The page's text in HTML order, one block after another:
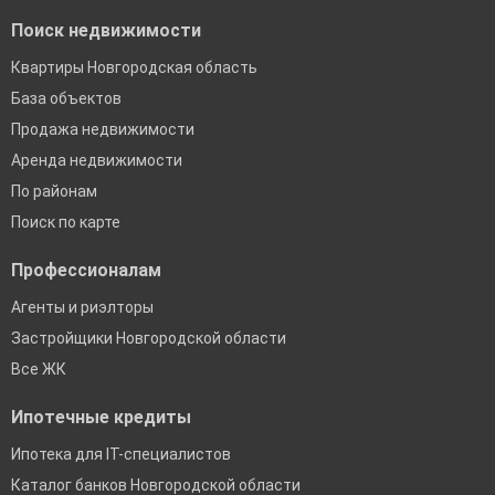
Поиск недвижимости
Квартиры Новгородская область
База объектов
Продажа недвижимости
Аренда недвижимости
По районам
Поиск по карте
Профессионалам
Агенты и риэлторы
Застройщики Новгородской области
Все ЖК
Ипотечные кредиты
Ипотека для IT-специалистов
Каталог банков Новгородской области